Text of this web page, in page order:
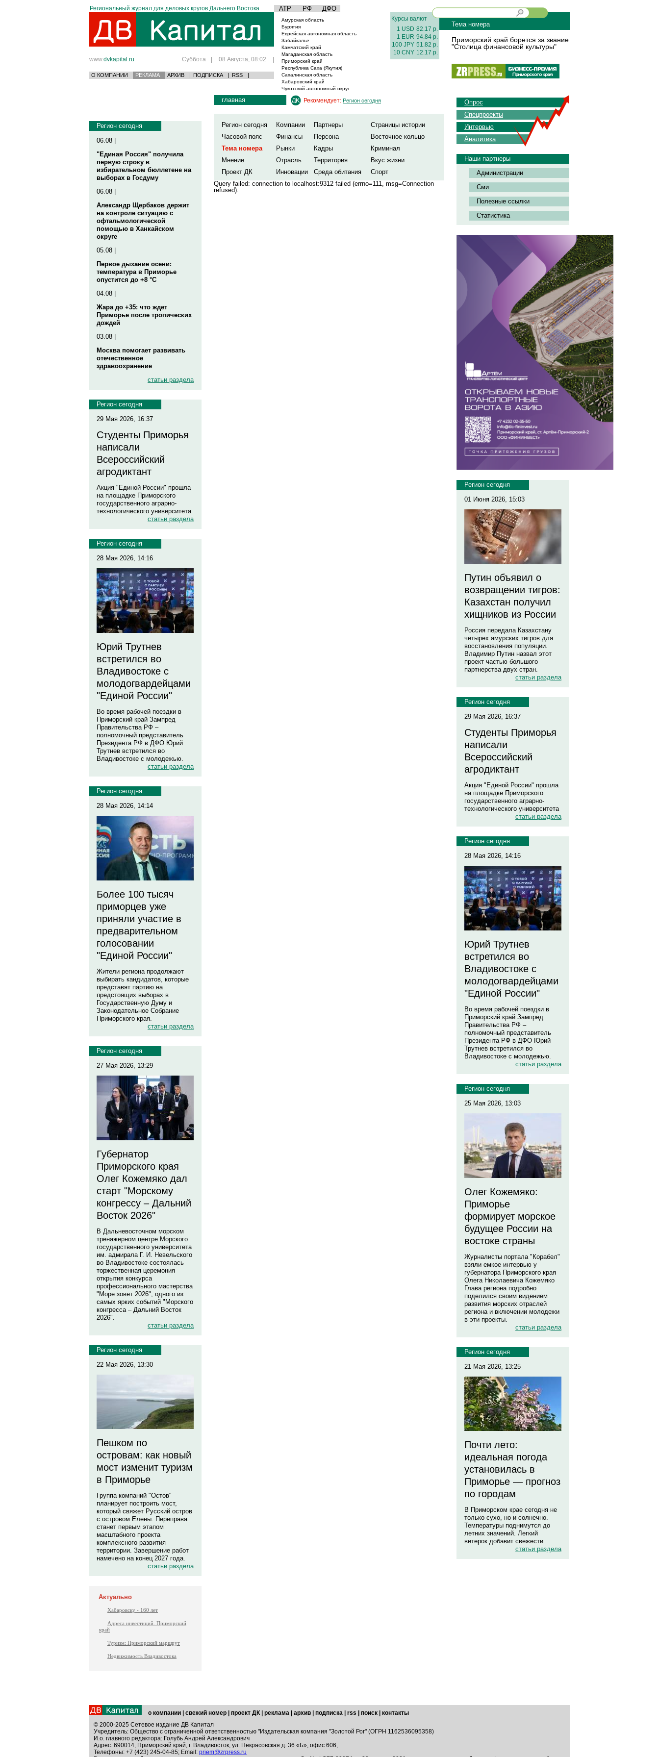
Региональный журнал для деловых кругов Дальнего Востока АТР РФ ДФО
www.dvkapital.ru Суббота | 08 Августа, 08:02 |
О КОМПАНИИ РЕКЛАМА АРХИВ | ПОДПИСКА | RSS |
Амурская область
Бурятия
Еврейская автономная область
Забайкалье
Камчатский край
Магаданская область
Приморский край
Республика Саха (Якутия)
Сахалинская область
Хабаровский край
Чукотский автономный округ
Курсы валют
1 USD 82.17 р.
1 EUR 94.84 р.
100 JPY 51.82 р.
10 CNY 12.17 р.
Тема номера
Приморский край борется за звание
"Столица финансовой культуры"
Регион сегодня
06.08 |
"Единая Россия" получила
первую строку в
избирательном бюллетене на
выборах в Госдуму
06.08 |
Александр Щербаков держит
на контроле ситуацию с
офтальмологической
помощью в Ханкайском
округе
05.08 |
Первое дыхание осени:
температура в Приморье
опустится до +8 °C
04.08 |
Жара до +35: что ждет
Приморье после тропических
дождей
03.08 |
Москва помогает развивать
отечественное
здравоохранение
статьи раздела
Регион сегодня
29 Мая 2026, 16:37
Студенты Приморья
написали
Всероссийский
агродиктант
Акция "Единой России" прошла
на площадке Приморского
государственного аграрно-
технологического университета
статьи раздела
Регион сегодня
28 Мая 2026, 14:16
Юрий Трутнев
встретился во
Владивостоке с
молодогвардейцами
"Единой России"
Во время рабочей поездки в
Приморский край Зампред
Правительства РФ –
полномочный представитель
Президента РФ в ДФО Юрий
Трутнев встретился во
Владивостоке с молодежью.
статьи раздела
Регион сегодня
28 Мая 2026, 14:14
Более 100 тысяч
приморцев уже
приняли участие в
предварительном
голосовании
"Единой России"
Жители региона продолжают
выбирать кандидатов, которые
представят партию на
предстоящих выборах в
Государственную Думу и
Законодательное Собрание
Приморского края.
статьи раздела
Регион сегодня
27 Мая 2026, 13:29
Губернатор
Приморского края
Олег Кожемяко дал
старт "Морскому
конгрессу – Дальний
Восток 2026"
В Дальневосточном морском
тренажерном центре Морского
государственного университета
им. адмирала Г. И. Невельского
во Владивостоке состоялась
торжественная церемония
открытия конкурса
профессионального мастерства
"Море зовет 2026", одного из
самых ярких событий "Морского
конгресса – Дальний Восток
2026".
статьи раздела
Регион сегодня
22 Мая 2026, 13:30
Пешком по
островам: как новый
мост изменит туризм
в Приморье
Группа компаний "Остов"
планирует построить мост,
который свяжет Русский остров
с островом Елены. Переправа
станет первым этапом
масштабного проекта
комплексного развития
территории. Завершение работ
намечено на конец 2027 года.
статьи раздела
Актуально
Хабаровску - 160 лет
Адреса инвестиций. Приморский
край
Туризм: Приморский маршрут
Недвижимость Владивостока
главная Рекомендует: Регион сегодня
Регион сегодня Компании Партнеры
Страницы истории
Часовой пояс
Финансы Персона
Восточное кольцо
Тема номера
Рынки Кадры
Криминал
Мнение
Отрасль Территория
Вкус жизни
Проект ДК
Инновации Среда обитания
Спорт
Query failed: connection to localhost:9312 failed (errno=111, msg=Connection
refused).
Опрос
Спецпроекты
Интервью
Аналитика
Наши партнеры
Администрации
Сми
Полезные ссылки
Статистика
Регион сегодня
01 Июня 2026, 15:03
Путин объявил о
возвращении тигров:
Казахстан получил
хищников из России
Россия передала Казахстану
четырех амурских тигров для
восстановления популяции.
Владимир Путин назвал этот
проект частью большого
партнерства двух стран.
статьи раздела
Регион сегодня
29 Мая 2026, 16:37
Студенты Приморья
написали
Всероссийский
агродиктант
Акция "Единой России" прошла
на площадке Приморского
государственного аграрно-
технологического университета
статьи раздела
Регион сегодня
28 Мая 2026, 14:16
Юрий Трутнев
встретился во
Владивостоке с
молодогвардейцами
"Единой России"
Во время рабочей поездки в
Приморский край Зампред
Правительства РФ –
полномочный представитель
Президента РФ в ДФО Юрий
Трутнев встретился во
Владивостоке с молодежью.
статьи раздела
Регион сегодня
25 Мая 2026, 13:03
Олег Кожемяко:
Приморье
формирует морское
будущее России на
востоке страны
Журналисты портала "Корабел"
взяли емкое интервью у
губернатора Приморского края
Олега Николаевича Кожемяко
Глава региона подробно
поделился своим видением
развития морских отраслей
региона и включении молодежи
в эти проекты.
статьи раздела
Регион сегодня
21 Мая 2026, 13:25
Почти лето:
идеальная погода
установилась в
Приморье — прогноз
по городам
В Приморском крае сегодня не
только сухо, но и солнечно.
Температуры поднимутся до
летних значений. Легкий
ветерок добавит свежести.
статьи раздела
о компании свежий номер проект ДК реклама архив подписка rss поиск
контакты
© 2000-2025 Сетевое издание ДВ Капитал
Учредитель: Общество с ограниченной ответственностью "Издательская компания "Золотой Рог" (ОГРН 1162536095358)
И.о. главного редактора: Голубь Андрей Александрович
Адрес: 690014, Приморский край, г. Владивосток, ул. Некрасовская д. 36 «Б», офис 606;
Телефоны: +7 (423) 245-04-85; Email: priem@zrpress.ru